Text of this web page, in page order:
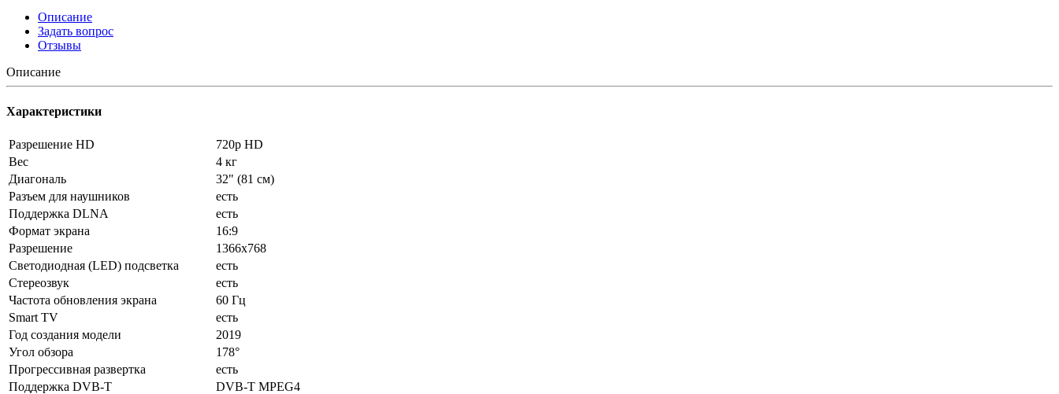
Описание
Задать вопрос
Отзывы
Описание
Характеристики
Разрешение HD
720p HD
Вес
4 кг
Диагональ
32" (81 см)
Разъем для наушников
есть
Поддержка DLNA
есть
Формат экрана
16:9
Разрешение
1366x768
Светодиодная (LED) подсветка
есть
Стереозвук
есть
Частота обновления экрана
60 Гц
Smart TV
есть
Год создания модели
2019
Угол обзора
178°
Прогрессивная развертка
есть
Поддержка DVB-T
DVB-T MPEG4